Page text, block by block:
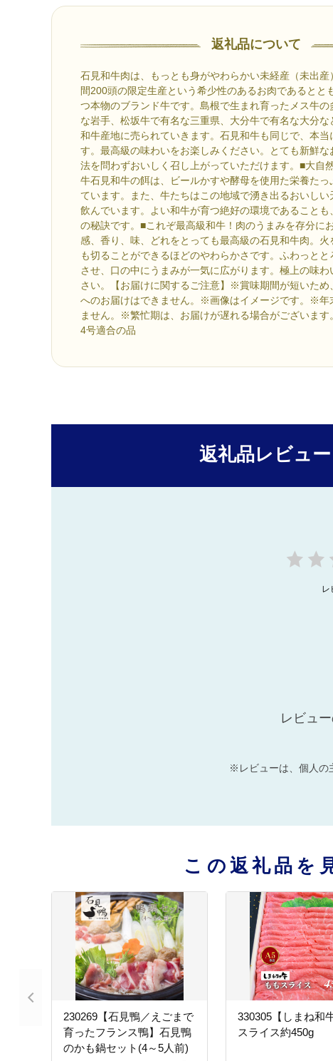
返礼品について
石見和牛肉は、もっとも身がやわらかい未経産（未出
間200頭の限定生産という希少性のあるお肉であるとと
つ本物のブランド牛です。島根で生まれ育ったメス牛の
な岩手、松坂牛で有名な三重県、大分牛で有名な大分
和牛産地に売られていきます。石見和牛も同じで、本
す。最高級の味わいをお楽しみください。とても新鮮
法を問わずおいしく召し上がっていただけます。■大自
牛石見和牛の餌は、ビールかすや酵母を使用た栄養たっ
ています。また、牛たちはこの地域で湧き出るおいしい
飲んでいます。よい和牛が育つ絶好の環境であることも
の秘訣です。■これぞ最高級和牛！肉のうまみを存分に
感、香り、味、どれをとっても最高級の石見和牛肉。
も切ることができるほどのやわらかさです。ふわっとと
させ、口の中にうまみが一気に広がります。極上の味
さい。【お届けに関するご注意】※賞味期間が短いため
へのお届けはできません。※画像はイメージです。※年
ません。※繁忙期は、お届けが遅れる場合がございます
4号適合の品
返礼品レビュー
レ
レビュ
※レビューは、個人の
この返礼品を
230269【石見鴨／えごまで
育ったフランス鴨】石見鴨
のかも鍋セット(4～5人前)
330305【しまね和
スライス約450g